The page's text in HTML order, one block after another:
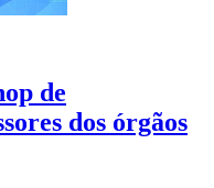
de
dos órgãos